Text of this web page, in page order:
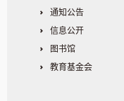
通知公告
信息公开
图书馆
教育基金会